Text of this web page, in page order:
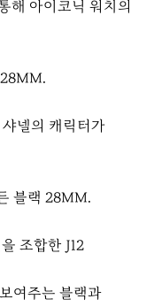
해 아이코닉 워치의
넬의 캐릭터가
블랙 28MM.
조합한 J12
여주는 블랙과